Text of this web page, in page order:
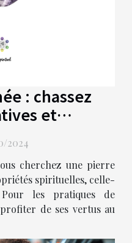
: chassez
et
2024
cherchez une pierre
spirituelles, celle-
les pratiques de
de ses vertus au